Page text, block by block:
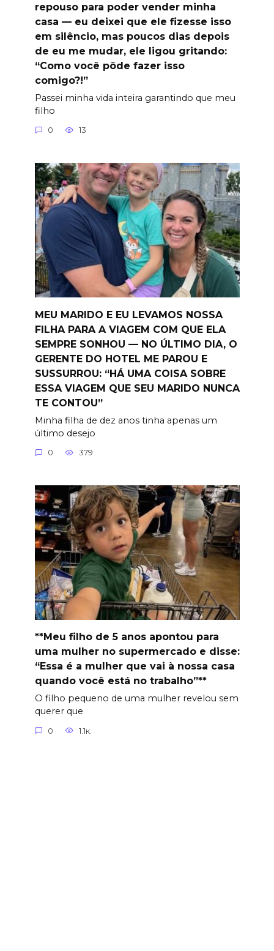
repouso para poder vender minha
casa — eu deixei que ele fizesse isso
em silêncio, mas poucos dias depois
de eu me mudar, ele ligou gritando:
“Como você pôde fazer isso
comigo?!”
Passei minha vida inteira garantindo que meu
filho
0 13
MEU MARIDO E EU LEVAMOS NOSSA
FILHA PARA A VIAGEM COM QUE ELA
SEMPRE SONHOU — NO ÚLTIMO DIA, O
GERENTE DO HOTEL ME PAROU E
SUSSURROU: “HÁ UMA COISA SOBRE
ESSA VIAGEM QUE SEU MARIDO NUNCA
TE CONTOU”
Minha filha de dez anos tinha apenas um
último desejo
0 379
**Meu filho de 5 anos apontou para
uma mulher no supermercado e disse:
“Essa é a mulher que vai à nossa casa
quando você está no trabalho”**
O filho pequeno de uma mulher revelou sem
querer que
0 1.1к.